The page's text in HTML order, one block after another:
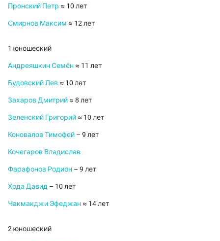
Пронский Петр ≈ 10 лет
Смирнов Максим ≈ 12 лет
1 юношеский
Андреяшкин Семён ≈ 11 лет
Будовский Лев ≈ 10 лет
Захаров Дмитрий ≈ 8 лет
Зеленский Григорий ≈ 10 лет
Коновалов Тимофей – 9 лет
Кочегаров Владислав
Фарафонов Родион – 9 лет
Хода Давид – 10 лет
Чакмакджи Эфеджан ≈ 14 лет
2 юношеский